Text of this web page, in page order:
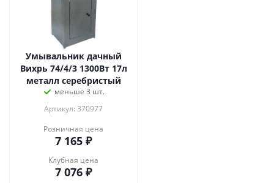
Умывальник дачный
Вихрь 74/4/3 1300Вт 17л
металл серебристый
меньше 3 шт.
Артикул: 370977
Розничная цена
7 165 ₽
Клубная цена
7 076 ₽